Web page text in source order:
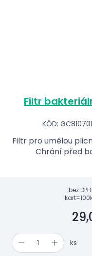
Filtr
KÓD: GC810701
Filtr pro umělou
Chrání před
bez DPH
ks